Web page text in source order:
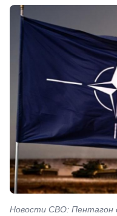
Новости СВО: Пентагон